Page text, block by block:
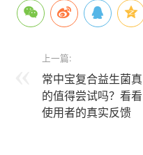
上一篇:
常中宝复合益生菌真
的值得尝试吗？看看
使用者的真实反馈